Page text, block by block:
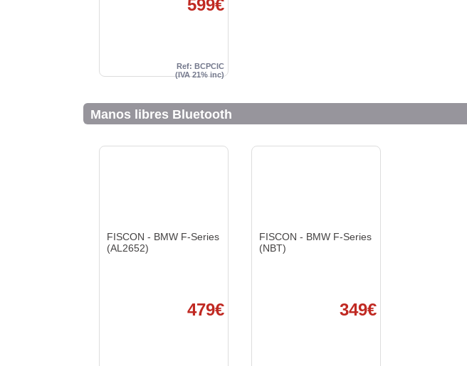
599€
Ref: BCPCIC
(IVA 21% inc)
Manos libres Bluetooth
FISCON - BMW F-Series
(AL2652)
479€
FISCON - BMW F-Series
(NBT)
349€